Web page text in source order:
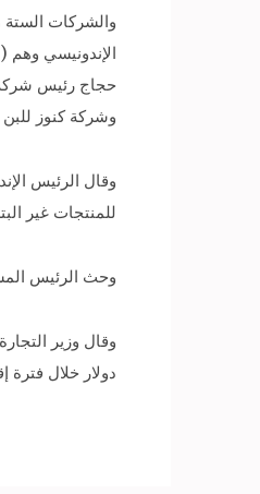
الإندونيسي
حجاج رئيس شركة
وشركة كنوز
للمنتجات غير
وحث الرئيس
دولار خلال